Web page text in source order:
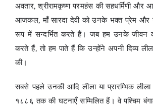
अवतार, श्रीरामकृष्ण परमहंस की सहधर्मिणी और
आजकल, माँ सारदा देवी को उनके भक्त प्रेम और
रूप में सन्दर्भित करते हैं। जब हम उनके जीवन
करते हैं, तो हम पाते हैं कि उन्होंने अपनी दिव्य
की।
सबसे पहले उनकी आदि लीला या प्रारम्भिक
१८८६ तक की घटनाएँ सम्मिलित हैं। वे पश्चिम